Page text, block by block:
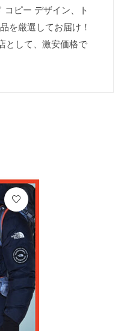
ピー デザイン、ト
を厳選してお届け！
として、激安価格で